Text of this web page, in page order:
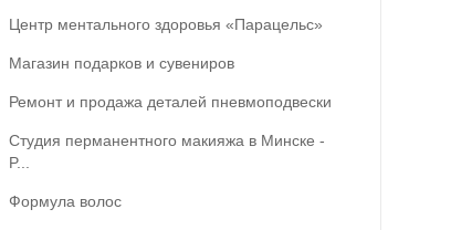
Центр ментального здоровья «Парацельс»
Магазин подарков и сувениров
Ремонт и продажа деталей пневмоподвески
Студия перманентного макияжа в Минске -
P...
Формула волос